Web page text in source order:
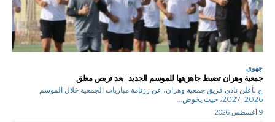
جهوي
جمعية وهران تضبط جاهزيتها للموسم الجديد بعد تربص مغلق
ح.نأعلن نادي فريق جمعية وهران، عن رزنامة مباريات الجمعية خلال الموسم
2026_2027، حيث يخوض...
9 أغسطس 2026